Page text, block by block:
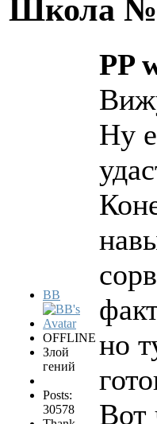
Школа
BB
OFFLINE
Злой
гений
Posts:
30578
PP
Ну
но
Вот